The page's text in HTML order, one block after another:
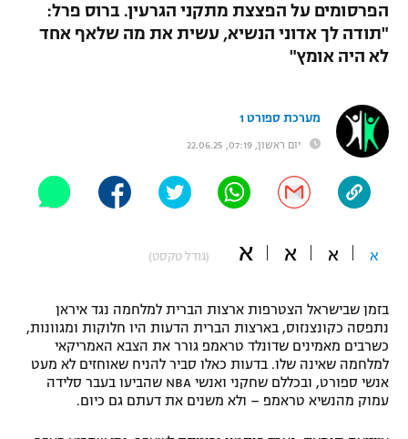
ברחבה
"מעל הליגה" – פודקאסט
"מחצית בשכונה" – פודקאסט
תקנון עבור פעילות אלקטרה
תקנון עבור פעילות ספורט 1 – "מרלן"
גיימינג E-Sports
הפועל באר שבע
בני יהודה
ליגה ברזילאית
אגרוף
ספורט אולימפי
היאבקות WWE
אופניים
פוטבול אמריקאי NFL
בייסבול MLB
ספורט אתגרי ואקסטרים
הפרסומים על הפצצת מתקני הגרעין. ברוס פרל:
"תודה לך אדוני הנשיא, עשית את מה שלאף אחד
לא היה אומץ"
מערכת ספורט 1
יום ראשון, 07:19, 22.06.25
א א א א (גודל טקסט)
בזמן שבישראל הצטרפות ארצות הברית למלחמה נגד איראן
נתפסה כקונצנזוס, בארצות הברית הדעות היו חלוקות ומגוונות,
כשרבים מאמינים שדונלד טראמפ גורר את הצבא האמריקאי
למלחמה שאינה שלו. בדעות כאלו סביר להניח שאוחזים לא מעט
אנשי ספורט, ובכללם שחקני ואנשי NBA שהביעו בעבר סלידה
עמוק מהנשיא טראמפ – ולא משנים את דעתם גם כיום.